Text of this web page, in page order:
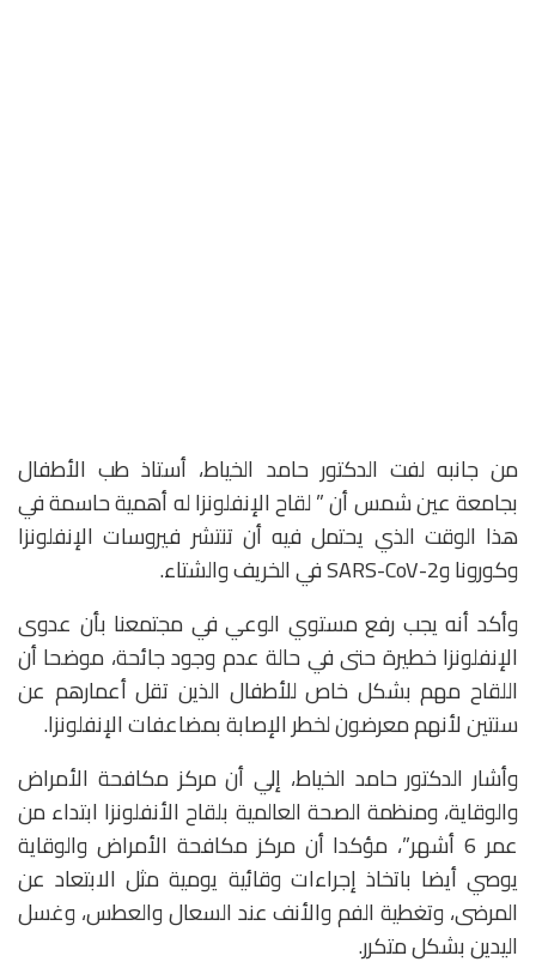
من جانبه لفت الدكتور حامد الخياط، أستاذ طب الأطفال
بجامعة عين شمس أن ” لقاح الإنفلونزا له أهمية حاسمة في
هذا الوقت الذي يحتمل فيه أن تنتشر فيروسات الإنفلونزا
وكورونا وSARS-CoV-2 في الخريف والشتاء.
وأكد أنه يجب رفع مستوي الوعي في مجتمعنا بأن عدوى
الإنفلونزا خطيرة حتى في حالة عدم وجود جائحة، موضحا أن
اللقاح مهم بشكل خاص للأطفال الذين تقل أعمارهم عن
سنتين لأنهم معرضون لخطر الإصابة بمضاعفات الإنفلونزا.
وأشار الدكتور حامد الخياط، إلي أن مركز مكافحة الأمراض
والوقاية، ومنظمة الصحة العالمية بلقاح الأنفلونزا ابتداء من
عمر 6 أشهر”، مؤكدا أن مركز مكافحة الأمراض والوقاية
يوصي أيضا باتخاذ إجراءات وقائية يومية مثل الابتعاد عن
المرضى، وتغطية الفم والأنف عند السعال والعطس، وغسل
اليدين بشكل متكرر.